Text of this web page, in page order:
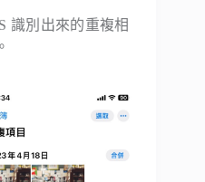
識別出來的重複相